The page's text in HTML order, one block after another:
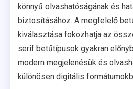
könnyű olvashatóságának és
biztosításához. A megfelelő
kiválasztása fokozhatja az
serif betűtípusok gyakran
modern megjelenésük és
különösen digitális